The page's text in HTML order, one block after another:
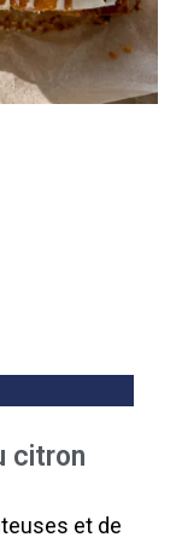
citron
et de